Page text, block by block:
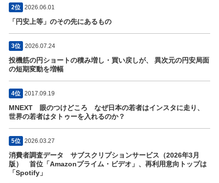
2位 2026.06.01
「円安上等」のその先にあるもの
3位 2026.07.24
投機筋の円ショートの積み増し・買い戻しが、 異次元の円安局面
の短期変動を増幅
4位 2017.09.19
MNEXT 眼のつけどころ なぜ日本の若者はインスタに走り、
世界の若者はタトゥーを入れるのか？
5位 2026.03.27
消費者調査データ サブスクリプションサービス（2026年3月
版） 首位「Amazonプライム・ビデオ」、再利用意向トップは
「Spotify」